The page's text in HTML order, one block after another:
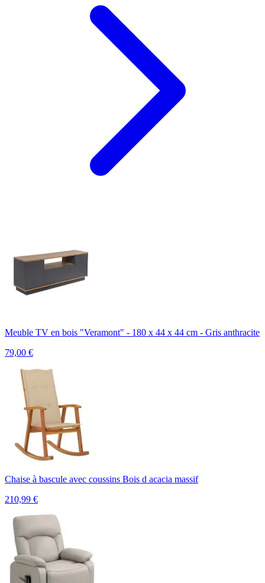
Meuble TV en bois "Veramont" - 180 x 44 x 44 cm - Gris anthracite
79,00 €
Chaise à bascule avec coussins Bois d acacia massif
210,99 €